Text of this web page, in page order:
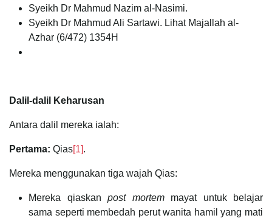
Syeikh Dr Mahmud Nazim al-Nasimi.
Syeikh Dr Mahmud Ali Sartawi. Lihat Majallah al-
Azhar (6/472) 1354H
Dalil-dalil Keharusan
Antara dalil mereka ialah:
Pertama: Qias[1].
Mereka menggunakan tiga wajah Qias:
Mereka qiaskan post mortemmayat untuk belajar
sama seperti membedah perut wanita hamil yang mati